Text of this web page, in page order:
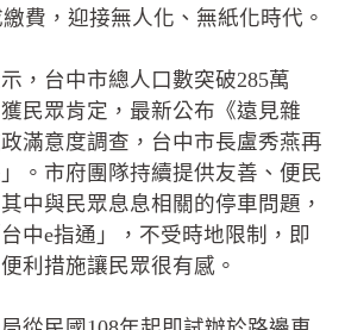
費，迎接無人化、無紙化時代。
，台中市總人口數突破285萬
民眾肯定，最新公布《遠見雜
滿意度調查，台中市長盧秀燕再
。市府團隊持續提供友善、便民
中與民眾息息相關的停車問題，
中e指通」，不受時地限制，即
利措施讓民眾很有感。